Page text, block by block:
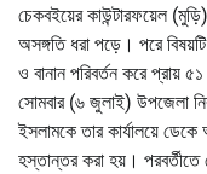
চেকবইয়ের কাউন্টারফয়েল
অসঙ্গতি ধরা পড়ে। পরে
ও বানান পরিবর্তন করে প্রায়
সোমবার (৬ জুলাই) উপজেলা
ইসলামকে তার কার্যালয়ে
হস্তান্তর করা হয়।